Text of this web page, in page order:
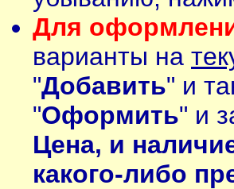
Для
варианты на
"Добавить" и
"Оформить" и
Цена, и
какого-либо